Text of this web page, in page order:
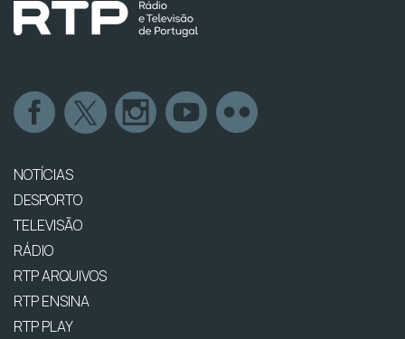
NOTÍCIAS
DESPORTO
TELEVISÃO
RÁDIO
RTP ARQUIVOS
RTP ENSINA
RTP PLAY